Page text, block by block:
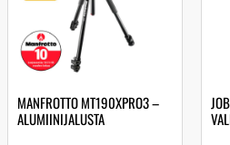
MANFROTTO MT190XPRO3 –
ALUMIINIJALUSTA